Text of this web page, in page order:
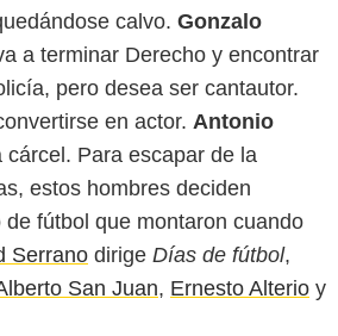
calvo. Gonzalo
a terminar Derecho y encontrar
pero desea ser cantautor.
en actor. Antonio
Para escapar de la
estos hombres deciden
fútbol que montaron cuando
Serrano dirige Días de fútbol,
San Juan, Ernesto Alterio y